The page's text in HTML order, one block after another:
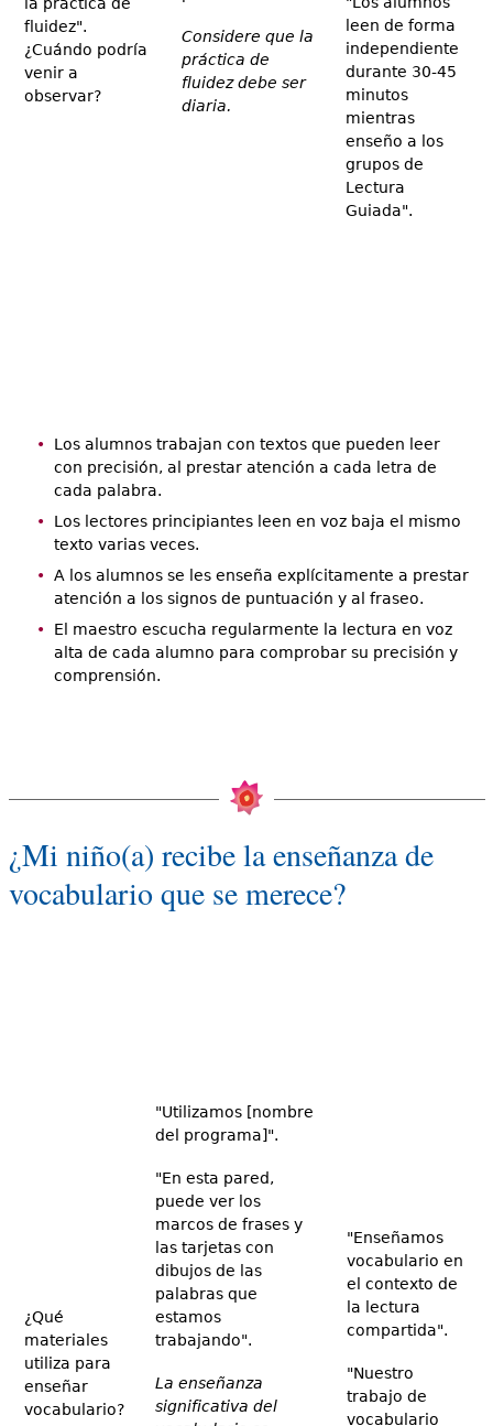
fluidez".
¿Cuándo podría
venir a
observar?
Considere que la
práctica de
fluidez debe ser
diaria.
leen de forma
independiente
durante 30-45
minutos
mientras
enseño a los
grupos de
Lectura
Guiada".
Los alumnos trabajan con textos que pueden leer
con precisión, al prestar atención a cada letra de
cada palabra.
Los lectores principiantes leen en voz baja el mismo
texto varias veces.
A los alumnos se les enseña explícitamente a prestar
atención a los signos de puntuación y al fraseo.
El maestro escucha regularmente la lectura en voz
alta de cada alumno para comprobar su precisión y
comprensión.
¿Mi niño(a) recibe la enseñanza de
vocabulario que se merece?
¿Qué
materiales
utiliza para
enseñar
vocabulario?
"Utilizamos [nombre
del programa]".
"En esta pared,
puede ver los
marcos de frases y
las tarjetas con
dibujos de las
palabras que
estamos
trabajando".
La enseñanza
significativa del
"Enseñamos
vocabulario en
el contexto de
la lectura
compartida".
"Nuestro
trabajo de
vocabulario